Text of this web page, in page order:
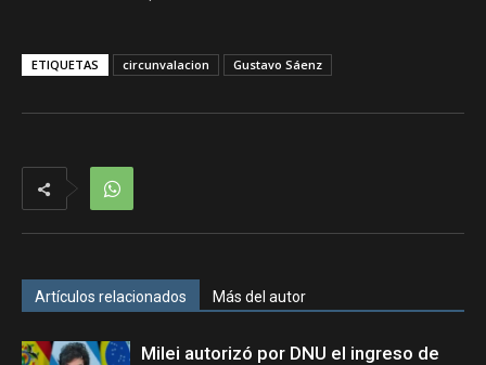
ETIQUETAS circunvalacion Gustavo Sáenz
Artículos relacionados Más del autor
Milei autorizó por DNU el ingreso de